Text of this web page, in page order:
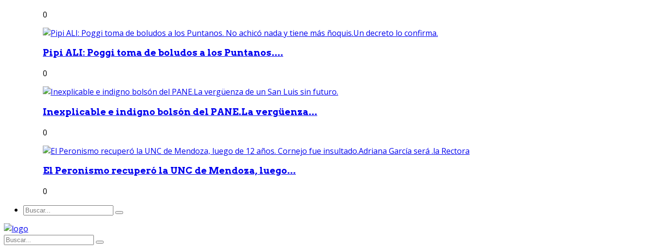
0
Pipi ALI: Poggi toma de boludos a los Puntanos....
0
Inexplicable e indigno bolsón del PANE.La vergüenza...
0
El Peronismo recuperó la UNC de Mendoza, luego...
0